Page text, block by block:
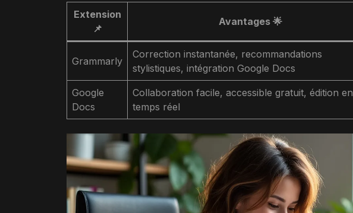
Extension
📌
Avantages 🌟
Grammarly
Correction instantanée, recommandations
stylistiques, intégration Google Docs
Google
Docs
Collaboration facile, accessible gratuit, édition en
temps réel